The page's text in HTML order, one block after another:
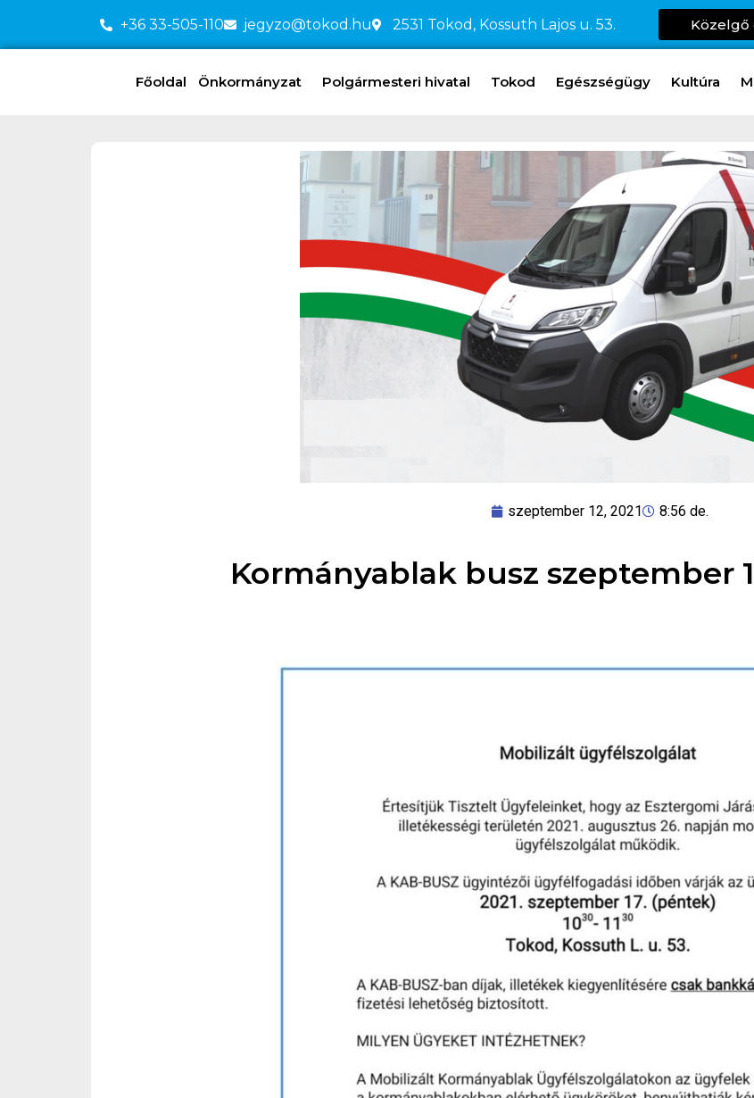
+36 33-505-110 jegyzo@tokod.hu 2531 Tokod, Kossuth Lajos u. 53. Közelgő
Főoldal Önkormányzat Polgármesteri hivatal Tokod Egészségügy Kultúra
szeptember 12, 2021 8:56 de.
Kormányablak busz szeptember